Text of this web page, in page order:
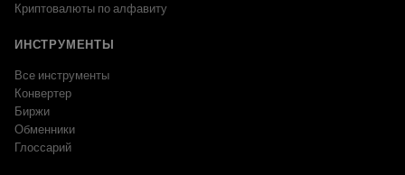
Криптовалюты по алфавиту
ИНСТРУМЕНТЫ
Все инструменты
Конвертер
Биржи
Обменники
Глоссарий